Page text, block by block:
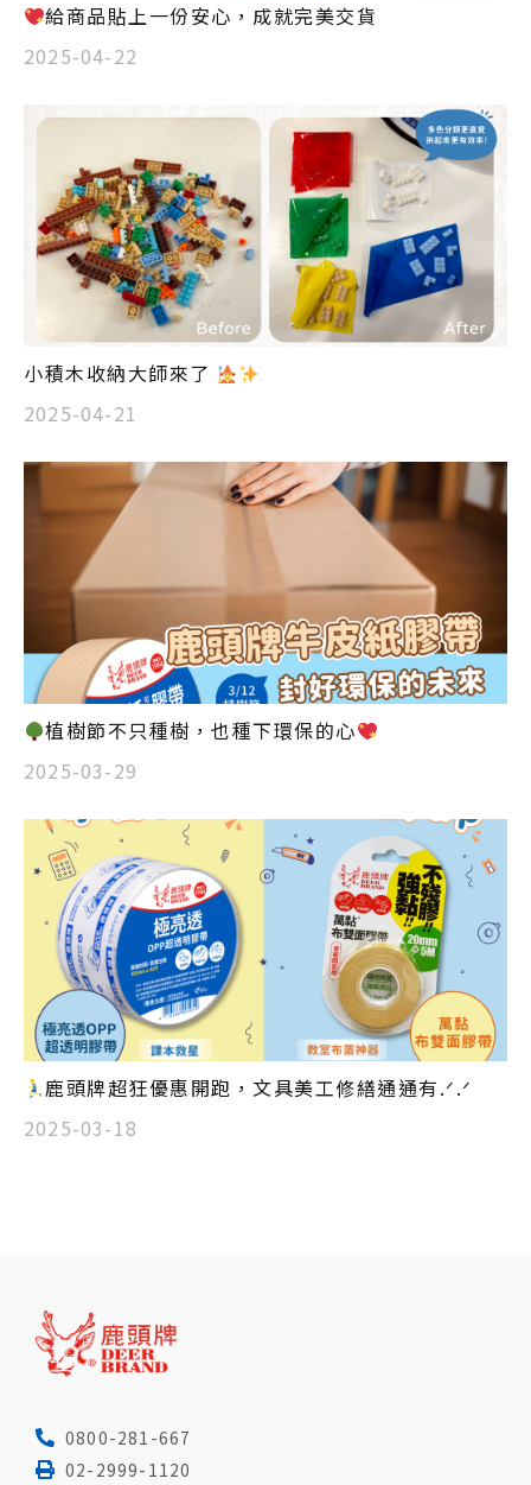
給商品貼上一份安心，成就完美交貨
2025-04-22
小積木收納大師來了
2025-04-21
植樹節不只種樹，也種下環保的心
2025-03-29
鹿頭牌超狂優惠開跑，文具美工修繕通通有.ᐟ.ᐟ
2025-03-18
0800-281-667
02-2999-1120